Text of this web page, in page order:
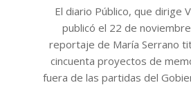
El diario Público, que dirige
publicó el 22 de
reportaje de María Serrano
cincuenta proyectos de
fuera de las partidas del